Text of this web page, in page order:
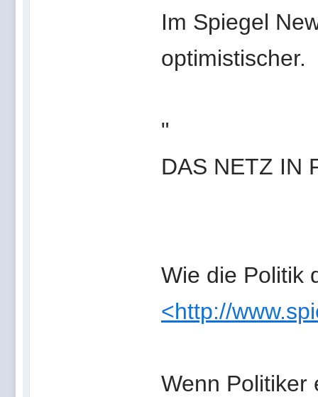
Im Spiegel
optimistischer.
"
DAS NETZ IN
Wie die Politik
<http://
Wenn Politiker